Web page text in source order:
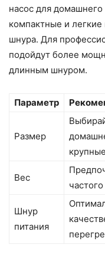
насос для домашнего
компактные и
шнура. Для
подойдут более
длинным шнуром.
Параметр
Размер
Вес
Шнур
питания